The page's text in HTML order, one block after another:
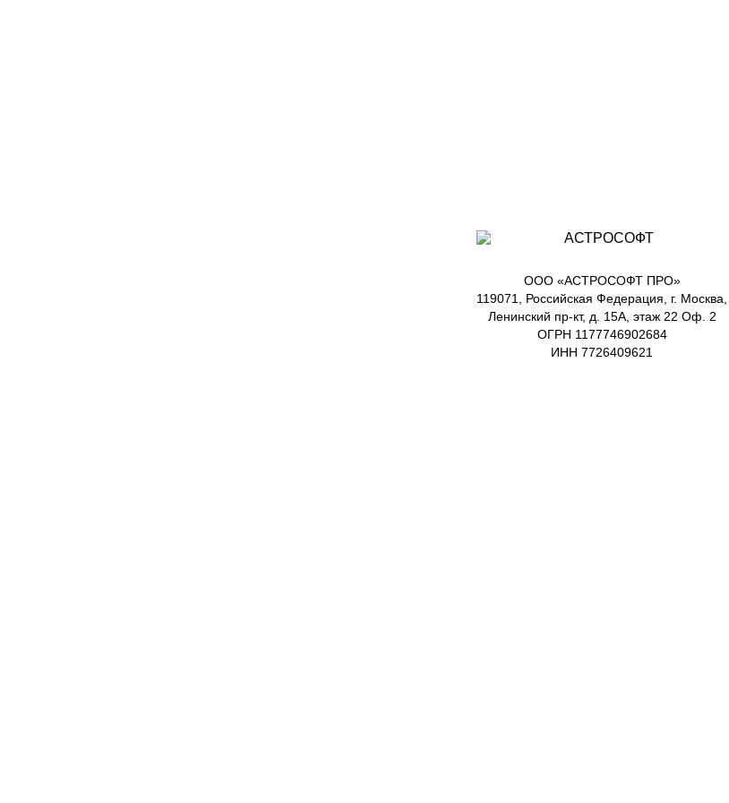
ООО «АСТРОСОФТ ПРО»
119071, Российская Федерация, г. Москва,
Ленинский пр-кт, д. 15А, этаж 22 Оф. 2
ОГРН 1177746902684
ИНН 7726409621